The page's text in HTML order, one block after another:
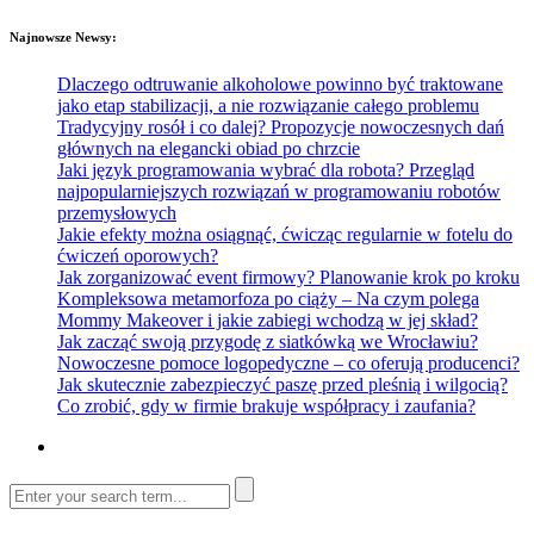
Najnowsze Newsy:
Dlaczego odtruwanie alkoholowe powinno być traktowane
jako etap stabilizacji, a nie rozwiązanie całego problemu
Tradycyjny rosół i co dalej? Propozycje nowoczesnych dań
głównych na elegancki obiad po chrzcie
Jaki język programowania wybrać dla robota? Przegląd
najpopularniejszych rozwiązań w programowaniu robotów
przemysłowych
Jakie efekty można osiągnąć, ćwicząc regularnie w fotelu do
ćwiczeń oporowych?
Jak zorganizować event firmowy? Planowanie krok po kroku
Kompleksowa metamorfoza po ciąży – Na czym polega
Mommy Makeover i jakie zabiegi wchodzą w jej skład?
Jak zacząć swoją przygodę z siatkówką we Wrocławiu?
Nowoczesne pomoce logopedyczne – co oferują producenci?
Jak skutecznie zabezpieczyć paszę przed pleśnią i wilgocią?
Co zrobić, gdy w firmie brakuje współpracy i zaufania?